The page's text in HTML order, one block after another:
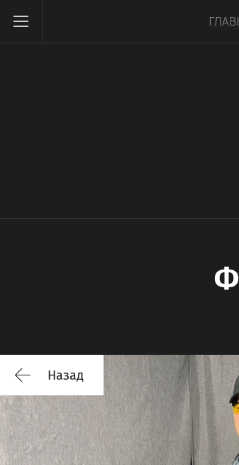
Назад